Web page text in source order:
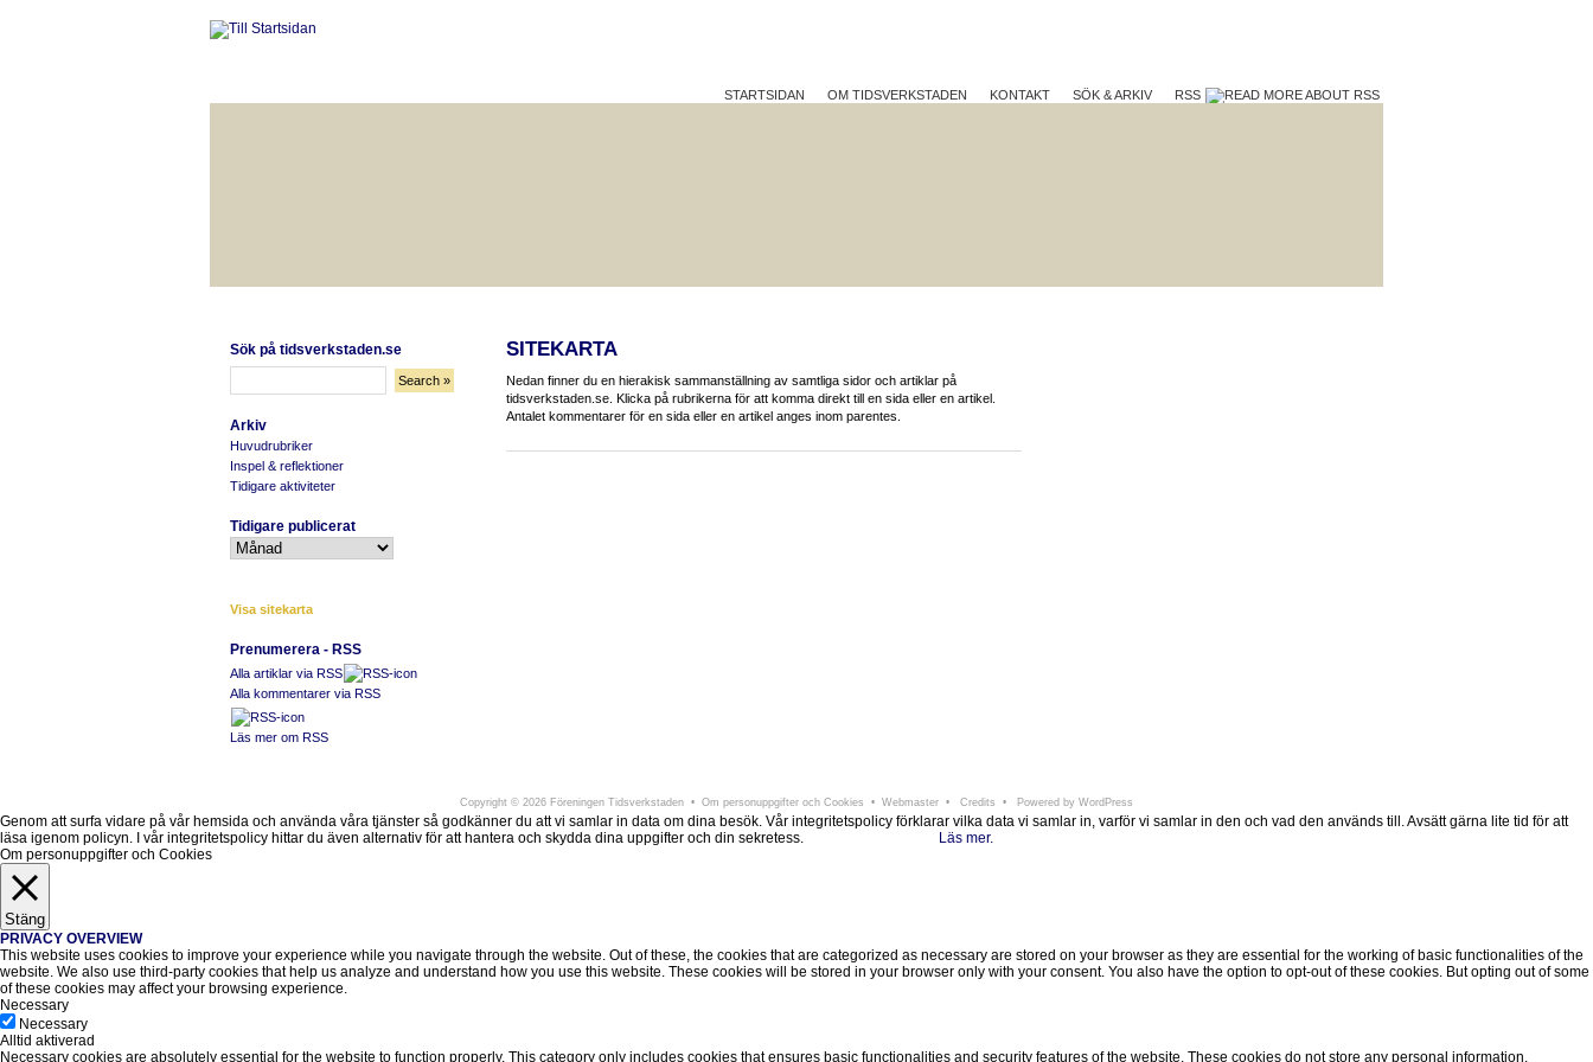
STARTSIDAN OM TIDSVERKSTADEN KONTAKT SÖK & ARKIV RSS
Sök på tidsverkstaden.se
Arkiv
Huvudrubriker
Inspel & reflektioner
Tidigare aktiviteter
Tidigare publicerat
Visa sitekarta
Prenumerera - RSS
Alla artiklar via RSS
Alla kommentarer via RSS
Läs mer om RSS
SITEKARTA
Nedan finner du en hierakisk sammanställning av samtliga sidor och artiklar på
tidsverkstaden.se. Klicka på rubrikerna för att komma direkt till en sida eller en artikel.
Antalet kommentarer för en sida eller en artikel anges inom parentes.
Copyright © 2026 Föreningen Tidsverkstaden • Om personuppgifter och Cookies • Webmaster • Credits • Powered by WordPress
Genom att surfa vidare på vår hemsida och använda våra tjänster så godkänner du att vi samlar in data om dina besök. Vår integritetspolicy förklarar vilka data vi samlar in, varför vi samlar in den och vad den används till. Avsätt gärna lite tid för att
läsa igenom policyn. I vår integritetspolicy hittar du även alternativ för att hantera och skydda dina uppgifter och din sekretess.
Läs mer.
Om personuppgifter och Cookies
Stäng
PRIVACY OVERVIEW
This website uses cookies to improve your experience while you navigate through the website. Out of these, the cookies that are categorized as necessary are stored on your browser as they are essential for the working of basic functionalities of the
website. We also use third-party cookies that help us analyze and understand how you use this website. These cookies will be stored in your browser only with your consent. You also have the option to opt-out of these cookies. But opting out of some
of these cookies may affect your browsing experience.
Necessary
Necessary
Alltid aktiverad
Necessary cookies are absolutely essential for the website to function properly. This category only includes cookies that ensures basic functionalities and security features of the website. These cookies do not store any personal information.